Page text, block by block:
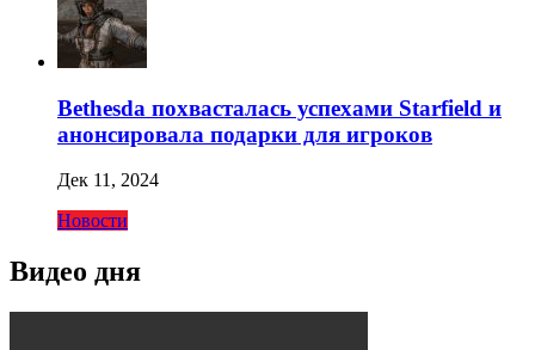
Bethesda похвасталась успехами Starfield и
анонсировала подарки для игроков
Дек 11, 2024
Новости
Видео дня